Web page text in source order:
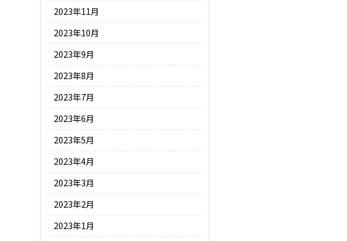
2023年11月
2023年10月
2023年9月
2023年8月
2023年7月
2023年6月
2023年5月
2023年4月
2023年3月
2023年2月
2023年1月